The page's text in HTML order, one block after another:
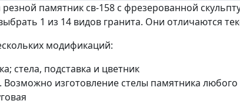
памятник св-158 с фрезерованной
1 из 14 видов гранита. Они отличаются
модификаций:
стела, подставка и цветник
Возможно изготовление стелы памятника